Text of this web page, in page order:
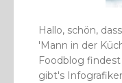
Hallo, schön,
'Mann in der
Foodblog
gibt's